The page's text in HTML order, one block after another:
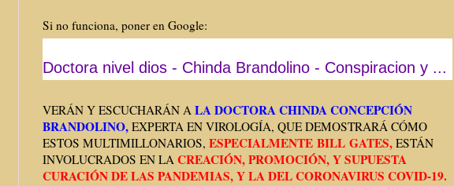
Si no funciona, poner en Google:
Resultados de búsqueda
Doctora nivel dios - Chinda Brandolino - Conspiracion y ...
VERÁN Y ESCUCHARÁN A LA DOCTORA CHINDA CONCEPCIÓN
BRANDOLINO, EXPERTA EN VIROLOGÍA, QUE DEMOSTRARÁ CÓMO
ESTOS MULTIMILLONARIOS, ESPECIALMENTE BILL GATES, ESTÁN
INVOLUCRADOS EN LA CREACIÓN, PROMOCIÓN, Y SUPUESTA
CURACIÓN DE LAS PANDEMIAS, Y LA DEL CORONAVIRUS COVID-19.